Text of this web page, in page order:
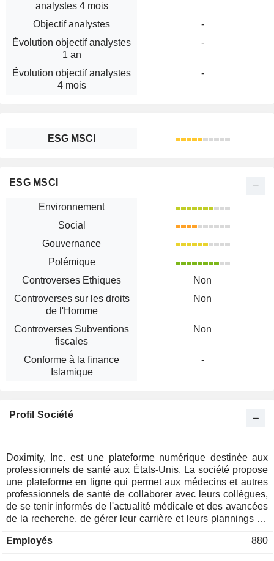
analystes 4 mois
Objectif analystes
-
Évolution objectif analystes
1 an
-
Évolution objectif analystes
4 mois
-
ESG MSCI
ESG MSCI
Environnement
Social
Gouvernance
Polémique
Controverses Ethiques
Non
Controverses sur les droits
de l'Homme
Non
Controverses Subventions
fiscales
Non
Conforme à la finance
Islamique
-
Profil Société
Doximity, Inc. est une plateforme numérique destinée aux
professionnels de santé aux États-Unis. La société propose
une plateforme en ligne qui permet aux médecins et autres
professionnels de santé de collaborer avec leurs collègues,
de se tenir informés de l'actualité médicale et des avancées
de la recherche, de gérer leur carrière et leurs plannings de
administratives, ainsi que d'effectuer des consultations
Employés 880